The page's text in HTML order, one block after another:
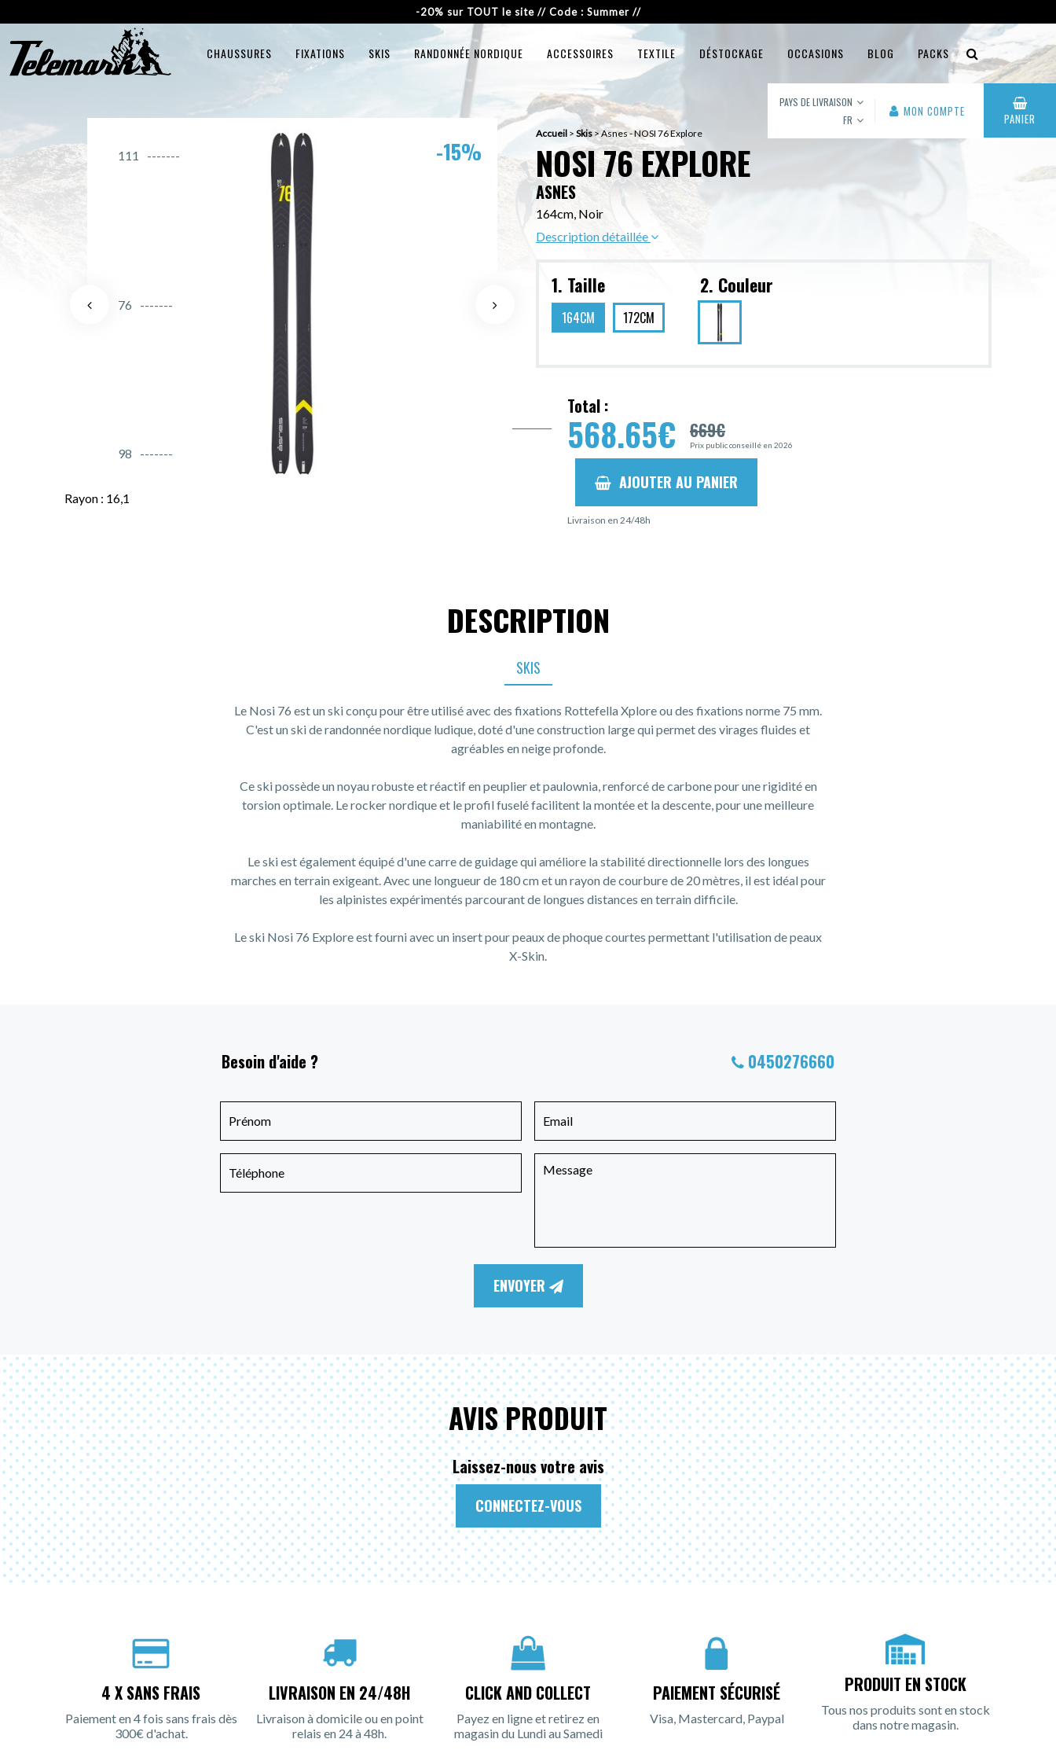
-20% sur TOUT le site // Code : Summer //
CHAUSSURES FIXATIONS SKIS RANDONNÉE NORDIQUE ACCESSOIRES TEXTILE DÉSTOCKAGE OCCASIONS BLOG PACKS
PAYS DE LIVRAISON
FR
MON COMPTE PANIER
111
76
98
-15%
Rayon : 16,1
Accueil > Skis>Asnes - NOSI 76 Explore
NOSI 76 EXPLORE
ASNES
164cm, Noir
Description détaillée
1. Taille
164CM 172CM
2. Couleur
Total :
568.65€ 669€
Prix public conseillé en 2026
AJOUTER AU PANIER
Livraison en 24/48h
DESCRIPTION
SKIS
Le Nosi 76 est un ski conçu pour être utilisé avec des fixations Rottefella Xplore ou des fixations norme 75 mm.
C'est un ski de randonnée nordique ludique, doté d'une construction large qui permet des virages fluides et
agréables en neige profonde.
Ce ski possède un noyau robuste et réactif en peuplier et paulownia, renforcé de carbone pour une rigidité en
torsion optimale. Le rocker nordique et le profil fuselé facilitent la montée et la descente, pour une meilleure
maniabilité en montagne.
Le ski est également équipé d'une carre de guidage qui améliore la stabilité directionnelle lors des longues
marches en terrain exigeant. Avec une longueur de 180 cm et un rayon de courbure de 20 mètres, il est idéal pour
les alpinistes expérimentés parcourant de longues distances en terrain difficile.
Le ski Nosi 76 Explore est fourni avec un insert pour peaux de phoque courtes permettant l'utilisation de peaux
X-Skin.
Besoin d'aide ? 0450276660
ENVOYER
AVIS PRODUIT
Laissez-nous votre avis
CONNECTEZ-VOUS
4 X SANS FRAIS
Paiement en 4 fois sans frais dès
300€ d'achat.
LIVRAISON EN 24/48H
Livraison à domicile ou en point
relais en 24 à 48h.
CLICK AND COLLECT
Payez en ligne et retirez en
magasin du Lundi au Samedi
PAIEMENT SÉCURISÉ
Visa, Mastercard, Paypal
PRODUIT EN STOCK
Tous nos produits sont en stock
dans notre magasin.